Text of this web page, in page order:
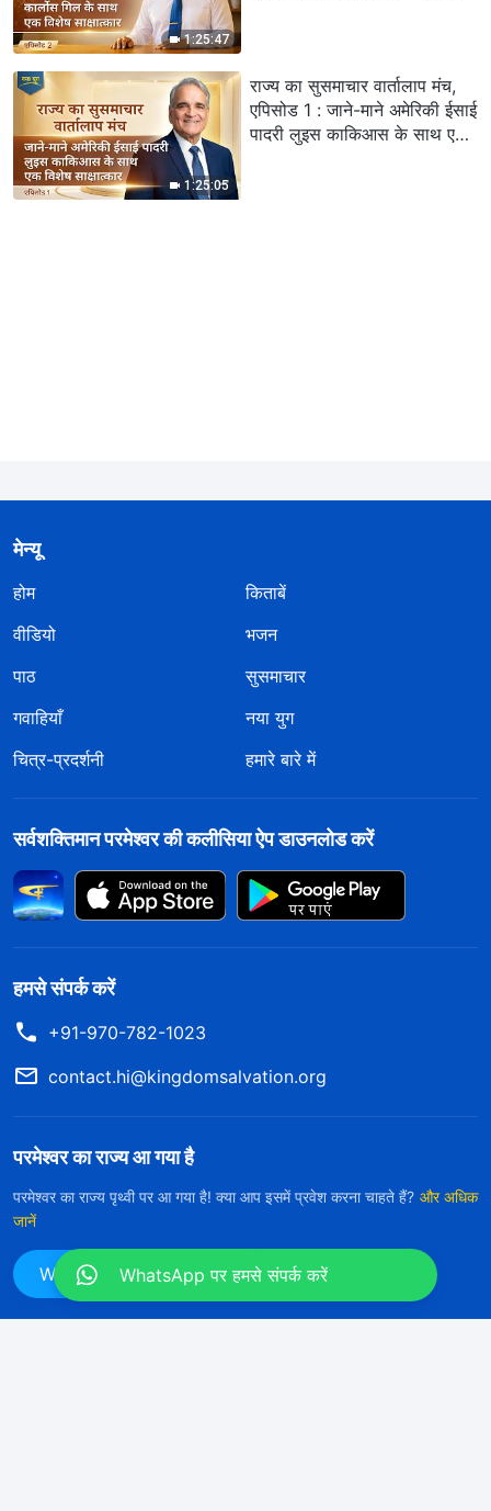
1:25:47
1:25:05
राज्य का सुसमाचार वार्तालाप मंच,
एपिसोड 1 : जाने-माने अमेरिकी ईसाई
पादरी लुइस काकिआस के साथ एक
मेन्यू
होम
किताबें
वीडियो
भजन
पाठ
सुसमाचार
गवाहियाँ
नया युग
चित्र-प्रदर्शनी
हमारे बारे में
सर्वशक्तिमान परमेश्वर की कलीसिया ऐप डाउनलोड करें
हमसे संपर्क करें
+91-970-782-1023
contact.hi@kingdomsalvation.org
परमेश्वर का राज्य आ गया है
परमेश्वर का राज्य पृथ्वी पर आ गया है! क्या आप इसमें प्रवेश करना चाहते हैं? और अधिक
जानें
WhatsApp पर हमसे संपर्क करें
WhatsApp पर हमसे संपर्क करें